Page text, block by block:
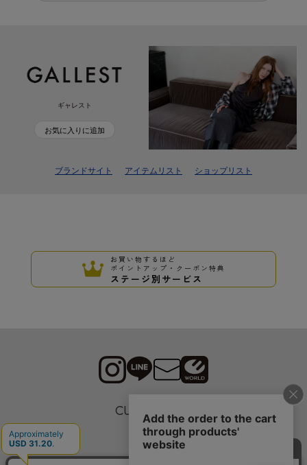
ギャレスト
お気に入りに追加
ブランドサイト アイテムリスト ショップリスト
お買い物するほど
ポイントアップ・クーポン特典
ステージ別サービス
CUSTOMER
採用情報